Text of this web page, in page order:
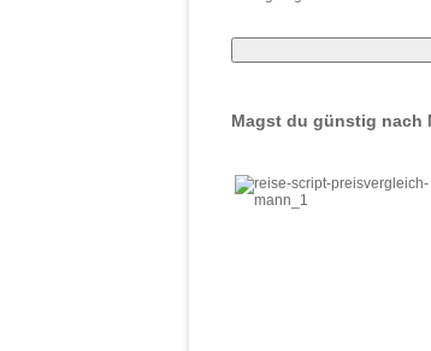
Magst du günstig nach